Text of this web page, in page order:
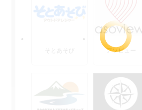
そとあそび アソビュー